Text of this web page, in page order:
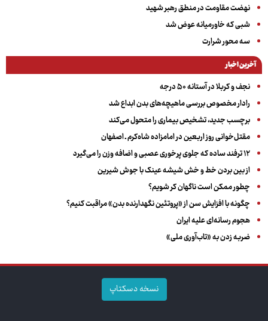
نهضت مقاومت در منطق رهبر شهید
شبی که خاورمیانه عوض شد
سه‌ محور شرارت
آخرین اخبار
نجف و کربلا در آستانه ۵۰ درجه
رادار مخصوص بررسی ماهیچه‌های بدن ابداع شد
برچسب جدید، تشخیص بیماری را متحول می‌کند
مقتل‌خوانی روز اربعین در امامزاده شاه‌کرم ـ اصفهان
۱۲ ترفند ساده که جلوی پرخوری عصبی و اضافه ‌وزن را می‌گیرد
از بین بردن خط و خش شیشه عینک با جوش شیرین
چطور ممکن است ناگهان کر شویم؟
چگونه با افزایش سن از «پروتئین نگهدارنده بدن» مراقبت کنیم؟
هجوم رسانه‌ای علیه ایران
ضربه زدن به «تاب‌آوری ملی»
نسخه دسکتاپ